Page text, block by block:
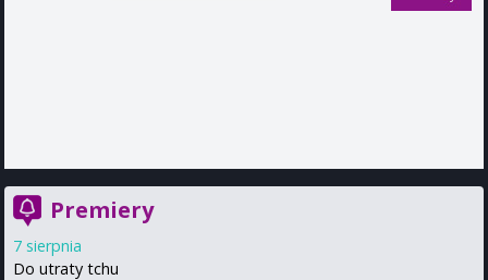
Premiery
7 sierpnia
Do utraty tchu